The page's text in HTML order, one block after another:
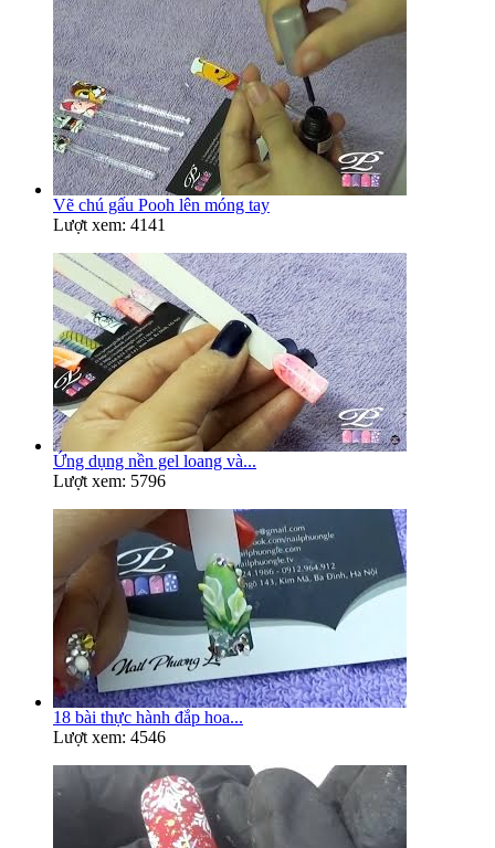
Vẽ chú gấu Pooh lên móng tay
Lượt xem: 4141
Ứng dụng nền gel loang và...
Lượt xem: 5796
18 bài thực hành đắp hoa...
Lượt xem: 4546